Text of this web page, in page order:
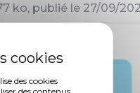
des cookies
des contenus
ko, publié le 27/09/
: